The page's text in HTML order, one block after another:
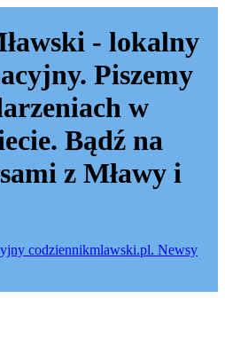
- lokalny
Piszemy
w
Bądź na
z Mławy i
– Mława